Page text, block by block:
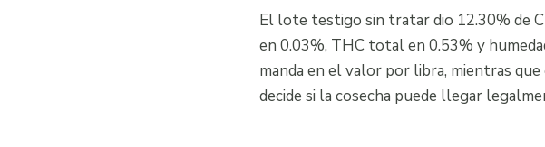
El lote testigo sin tratar dio 12.30% de
en 0.03%, THC total en 0.53% y
manda en el valor por libra, mientras
decide si la cosecha puede llegar